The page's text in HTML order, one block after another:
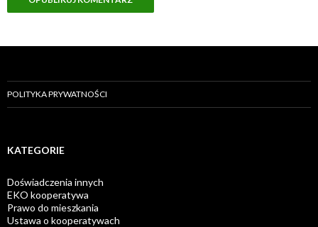
POLITYKA PRYWATNOŚCI
KATEGORIE
Doświadczenia innych
EKO kooperatywa
Prawo do mieszkania
Ustawa o kooperatywach